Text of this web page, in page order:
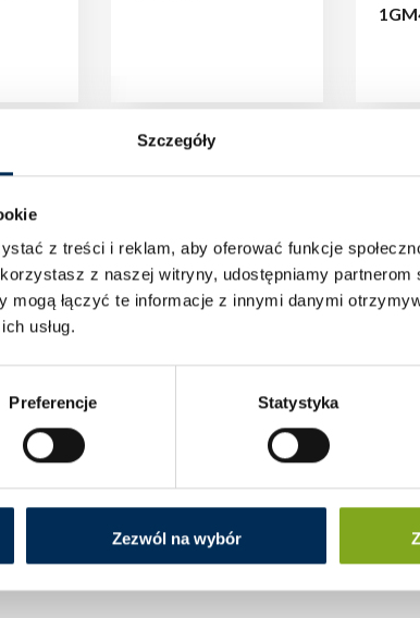
Szczegóły
z treści i reklam, aby oferować funkcje
z naszej witryny, udostępniamy partnerom
mogą łączyć te informacje z innymi danymi
usług.
Preferencje Statystyka
Zezwól na wybór